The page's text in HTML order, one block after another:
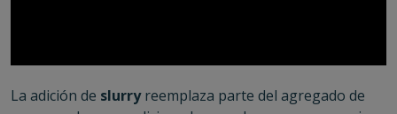
La adición de slurryreemplaza parte del agregado de